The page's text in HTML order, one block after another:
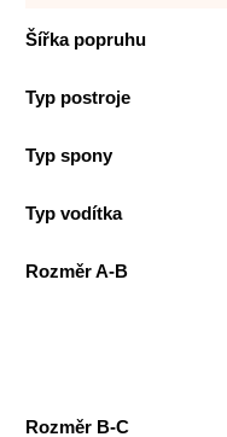
Šířka popruhu
Typ postroje
Typ spony
Typ vodítka
Rozměr A-B
Rozměr B-C